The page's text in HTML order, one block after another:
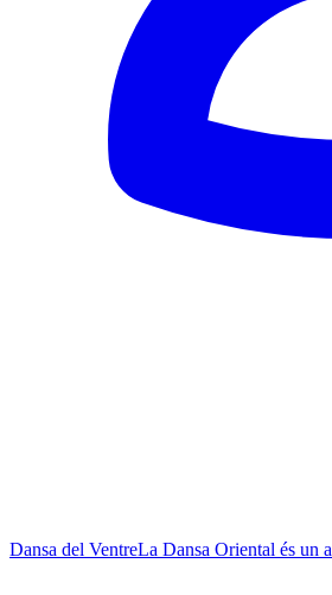
Dansa del VentreLa Dansa Oriental és un